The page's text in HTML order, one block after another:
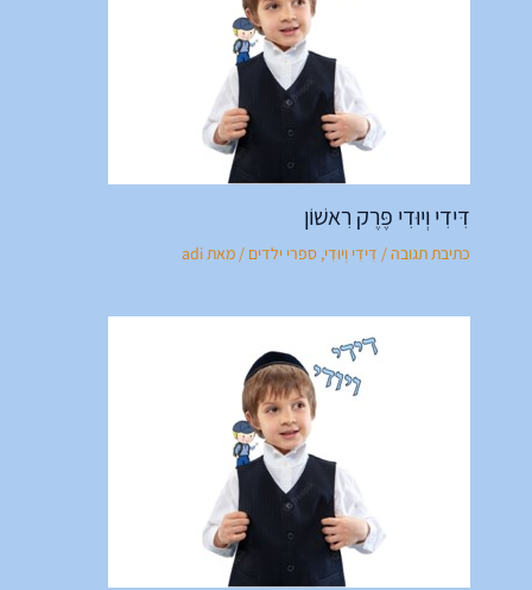
דִּידִי וְיוּדִי פֶּרֶק רִאשׁוֹן
כתיבת תגובה/ דִּידִי וְיוּדִי, ספרי ילדים / מאתadi